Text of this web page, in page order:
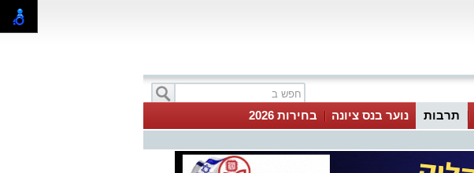
תרבות נוער בנס ציונה בחירות 2026